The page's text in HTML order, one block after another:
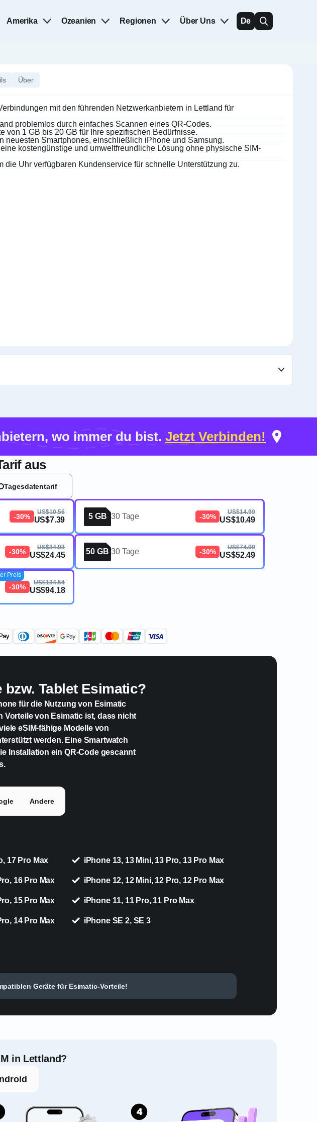
Amerika Ozeanien Regionen Über Uns De
Über
mit den führenden Netzwerkanbietern in Lettland für
problemlos durch einfaches Scannen eines QR-Codes.
von 1 GB bis 20 GB für Ihre spezifischen Bedürfnisse.
neuesten Smartphones, einschließlich iPhone und Samsung.
kostengünstige und umweltfreundliche Lösung ohne physische SIM-
die Uhr verfügbaren Kundenservice für schnelle Unterstützung zu.
wo immer du bist. Jetzt Verbinden!
aus
Tagesdatentarif
-30%
US$10.56
US$7.39 5 GB 30 Tage -30%
US$14.99
US$10.49
-30%
US$34.93
US$24.45 50 GB 30 Tage -30%
US$74.99
US$52.49
-30%
US$134.54
US$94.18
Preis
Tablet Esimatic?
für die Nutzung von Esimatic
Vorteile von Esimatic ist, dass nicht
eSIM-fähige Modelle von
werden. Eine Smartwatch
Installation ein QR-Code gescannt
Andere
17 Pro Max
16 Pro Max
15 Pro Max
14 Pro Max
iPhone 13, 13 Mini, 13 Pro, 13 Pro Max
iPhone 12, 12 Mini, 12 Pro, 12 Pro Max
iPhone 11, 11 Pro, 11 Pro Max
iPhone SE 2, SE 3
Geräte für Esimatic-Vorteile!
in Lettland?